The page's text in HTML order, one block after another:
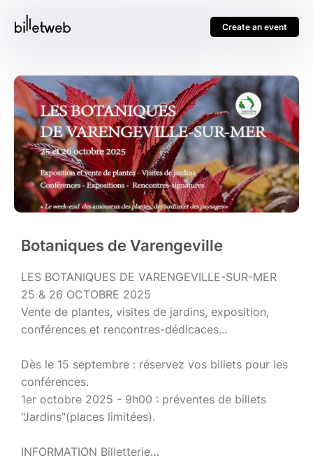
Create an event
Botaniques de Varengeville
LES BOTANIQUES DE VARENGEVILLE-SUR-MER
25 & 26 OCTOBRE 2025
Vente de plantes, visites de jardins, exposition,
conférences et rencontres-dédicaces...
Dès le 15 septembre : réservez vos billets pour les
conférences.
1er octobre 2025 - 9h00 : préventes de billets
"Jardins"(places limitées).
INFORMATION Billetterie…